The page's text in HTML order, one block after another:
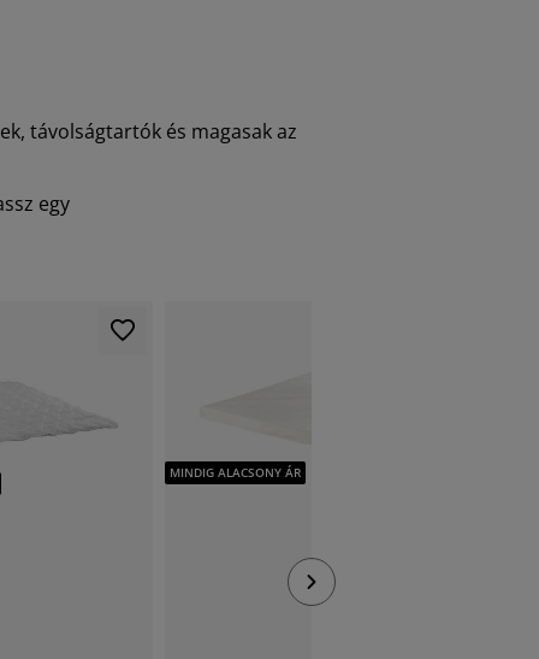
távolságtartók és magasak az
egy
MINDIG ALACSONY ÁR